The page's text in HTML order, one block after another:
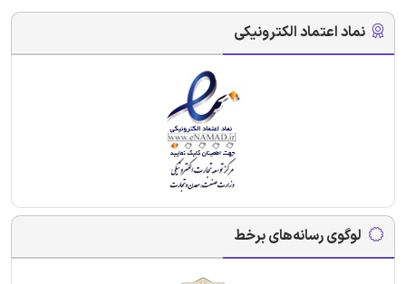
نماد اعتماد الکترونیکی
لوگوی رسانه‌های برخط